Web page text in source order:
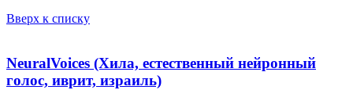
Вверх к списку
NeuralVoices (Хила, естественный нейронный
голос, иврит, израиль)